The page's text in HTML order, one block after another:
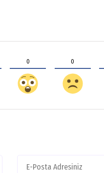
0 0